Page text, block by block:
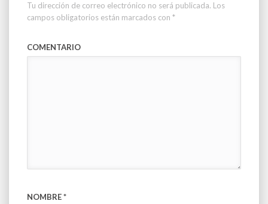
Tu dirección de correo electrónico no será publicada. Los
campos obligatorios están marcados con *
COMENTARIO
NOMBRE*